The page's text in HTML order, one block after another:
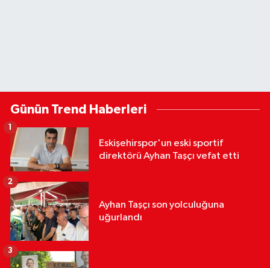
Günün Trend Haberleri
Eskişehirspor'un eski sportif
direktörü Ayhan Taşçı vefat etti
1
Ayhan Taşçı son yolculuğuna
uğurlandı
2
3